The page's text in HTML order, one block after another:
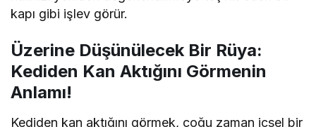
kapı gibi işlev görür.
Üzerine Düşünülecek Bir Rüya:
Kediden Kan Aktığını Görmenin
Anlamı!
Kediden kan aktığını görmek, çoğu zaman içsel bir